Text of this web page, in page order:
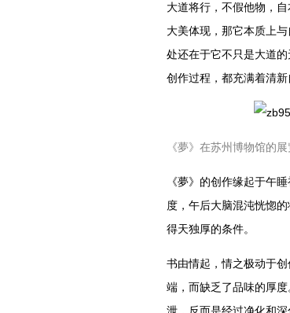
大道将行，不假他物，
大美体现，那它本质上
处还在于它不只是大道
创作过程，都充满着清新
《夢》在苏州博物馆的
《夢》的创作缘起于午
度，午后大脑混沌恍惚
得天独厚的条件。
书由情起，情之极动于
端，而缺乏了品味的厚